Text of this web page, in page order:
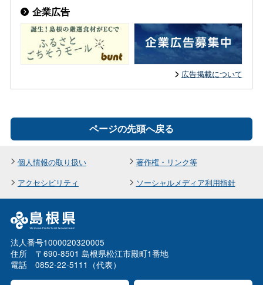
企業広告
広告掲載について
ページの先頭へ戻る
個人情報の取り扱い
著作権・リンク等
アクセシビリティ
ソーシャルメディア利用指針
法人番号1000020320005
住所 〒690-8501 島根県松江市殿町1番地
電話 0852-22-5111（代表）